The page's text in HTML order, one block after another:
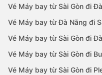
Vé Máy bay từ Sài Gòn đi
Vé Máy bay từ Đà Nẵng đi
Vé Máy bay từ Sài Gòn đi
Vé Máy bay từ Sài Gòn đi
Vé Máy bay từ Sài Gòn đi